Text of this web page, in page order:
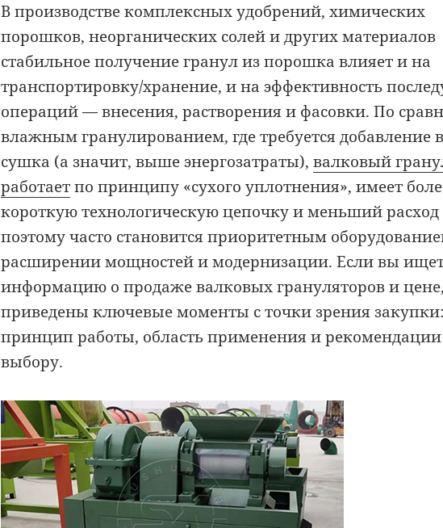
В производстве комплексных удобрений, химических
порошков, неорганических солей и других материалов
стабильное получение гранул из порошка влияет и на
транспортировку/хранение, и на эффективность
операций — внесения, растворения и фасовки. По
влажным гранулированием, где требуется добавление
сушка (а значит, выше энергозатраты),валковый
работаетпо принципу «сухого уплотнения», имеет
короткую технологическую цепочку и меньший расход
поэтому часто становится приоритетным
расширении мощностей и модернизации. Если вы
информацию о продаже валковых грануляторов и
приведены ключевые моменты с точки зрения закупки:
принцип работы, область применения и
выбору.